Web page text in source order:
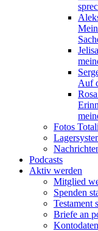
Auf
Fotos
Podcasts
Aktiv werden
Mitglied
Spenden
Testament
Briefe an